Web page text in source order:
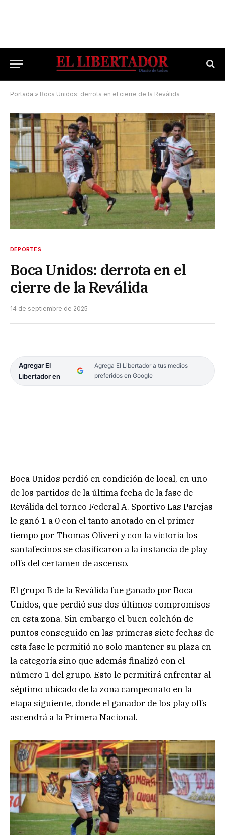
Portada » Boca Unidos: derrota en el cierre de la Reválida
DEPORTES
Boca Unidos: derrota en el
cierre de la Reválida
14 de septiembre de 2025
Agregar El
Libertador en
Agrega El Libertador a tus medios
preferidos en Google
Boca Unidos perdió en condición de local, en uno
de los partidos de la última fecha de la fase de
Reválida del torneo Federal A. Sportivo Las Parejas
le ganó 1 a 0 con el tanto anotado en el primer
tiempo por Thomas Oliveri y con la victoria los
santafecinos se clasificaron a la instancia de play
offs del certamen de ascenso.
El grupo B de la Reválida fue ganado por Boca
Unidos, que perdió sus dos últimos compromisos
en esta zona. Sin embargo el buen colchón de
puntos conseguido en las primeras siete fechas de
esta fase le permitió no solo mantener su plaza en
la categoría sino que además finalizó con el
número 1 del grupo. Esto le permitirá enfrentar al
séptimo ubicado de la zona campeonato en la
etapa siguiente, donde el ganador de los play offs
ascendrá a la Primera Nacional.